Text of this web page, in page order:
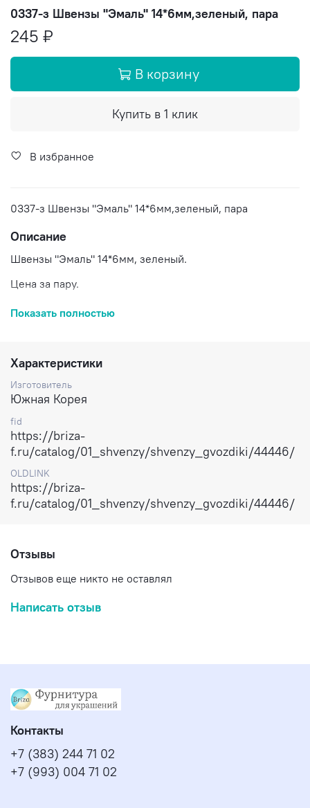
0337-з Швензы "Эмаль" 14*6мм,зеленый, пара
245 ₽
В корзину
Купить в 1 клик
В избранное
0337-з Швензы "Эмаль" 14*6мм,зеленый, пара
Описание
Швензы "Эмаль" 14*6мм, зеленый.
Цена за пару.
Доставка по России.
Показать полностью
Характеристики
Изготовитель
Южная Корея
fid
https://briza-
f.ru/catalog/01_shvenzy/shvenzy_gvozdiki/44446/
OLDLINK
https://briza-
f.ru/catalog/01_shvenzy/shvenzy_gvozdiki/44446/
Отзывы
Отзывов еще никто не оставлял
Написать отзыв
Контакты
+7 (383) 244 71 02
+7 (993) 004 71 02